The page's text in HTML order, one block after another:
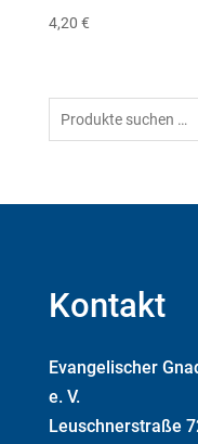
4,20 €
Suchen
nach:
Kontakt
Evangelischer
e. V.
Leuschnerstraße